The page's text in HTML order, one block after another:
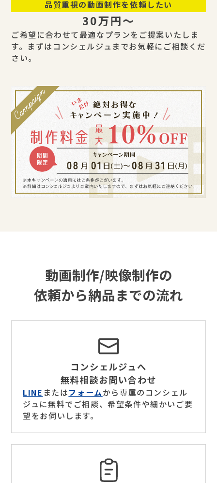
品質重視の動画制作を依頼したい
30万円〜
ご希望に合わせて最適なプランをご提案いたしま
す。まずはコンシェルジュまでお気軽にご相談くだ
さい。
動画制作/映像制作の
依頼から納品までの流れ
コンシェルジュへ
無料相談お問い合わせ
LINE またはフォームから専属のコンシェル
ジュに無料でご相談、希望条件や細かいご要
望をお伺いします。